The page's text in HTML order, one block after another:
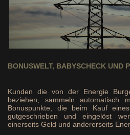
BONUSWELT, BABYSCHECK UND
Kunden die von der Energie
beziehen, sammeln automatisch
Bonuspunkte, die beim Kauf
gutgeschrieben und eingelöst
einerseits Geld und andererseits